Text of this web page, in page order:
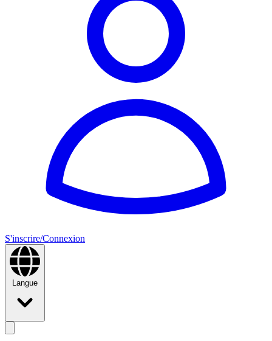
S'inscrire/Connexion
Langue